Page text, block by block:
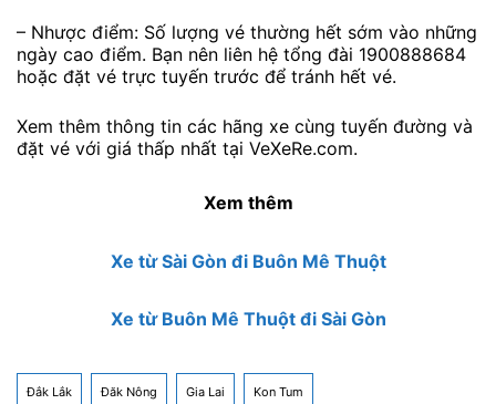
– Nhược điểm: Số lượng vé thường hết sớm vào những
ngày cao điểm. Bạn nên liên hệ tổng đài 1900888684
hoặc đặt vé trực tuyến trước để tránh hết vé.
Xem thêm thông tin các hãng xe cùng tuyến đường và
đặt vé với giá thấp nhất tại VeXeRe.com.
Xem thêm
Xe từ Sài Gòn đi Buôn Mê Thuột
Xe từ Buôn Mê Thuột đi Sài Gòn
Đắk Lắk Đăk Nông Gia Lai Kon Tum